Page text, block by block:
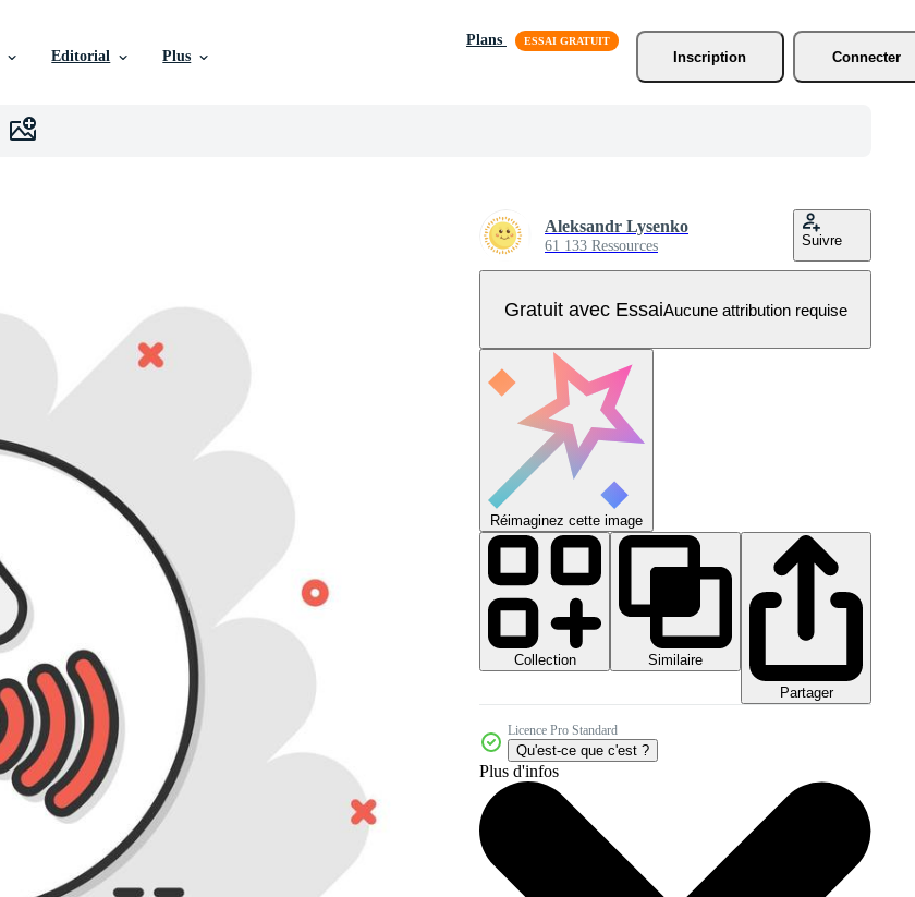
Editorial Plus
Plans
Inscription
Connecter
Aleksandr Lysenko
61 133 Ressources Suivre
Gratuit avec EssaiAucune attribution requise
Réimaginez cette image
Collection
Similaire
Partager
Licence Pro Standard
Qu'est-ce que c'est ?
Plus d'infos